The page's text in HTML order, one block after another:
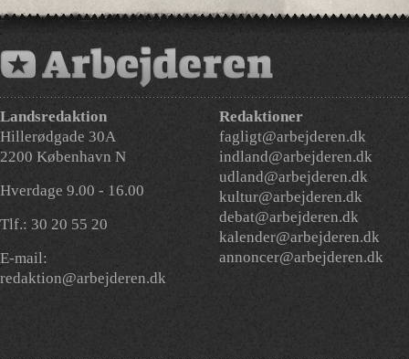
Landsredaktion
Hillerødgade 30A
2200 København N
Hverdage 9.00 - 16.00
Tlf.: 30 20 55 20
E-mail:
redaktion@arbejderen.dk
Redaktioner
fagligt@arbejderen.dk
indland@arbejderen.dk
udland@arbejderen.dk
kultur@arbejderen.dk
debat@arbejderen.dk
kalender@arbejderen.dk
annoncer@arbejderen.dk